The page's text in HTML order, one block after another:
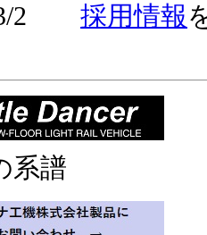
3/2 採用情報
系譜